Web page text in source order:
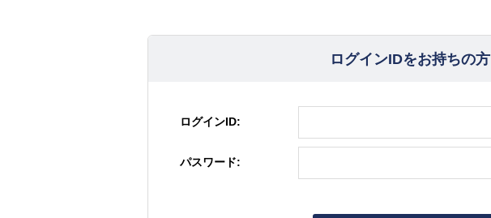
ログインIDをお持ちの方
ログインID:
パスワード: